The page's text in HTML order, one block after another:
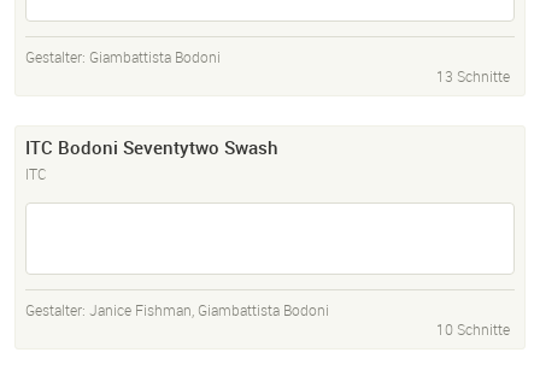
Gestalter: Giambattista Bodoni
13 Schnitte
ITC Bodoni Seventytwo Swash
ITC
Gestalter: Janice Fishman, Giambattista Bodoni
10 Schnitte